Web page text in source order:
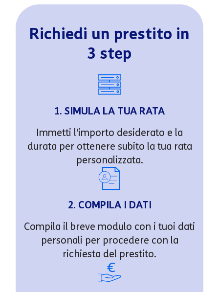
Richiedi un prestito in
3 step
1. SIMULA LA TUA RATA
Immetti l'importo desiderato e la
durata per ottenere subito la tua rata
personalizzata.
2. COMPILA I DATI
Compila il breve modulo con i tuoi dati
personali per procedere con la
richiesta del prestito.